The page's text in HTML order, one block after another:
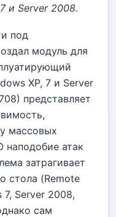
и Server 2008.
под
модуль для
XP, 7 и Server
представляет
массовых
атак
затрагивает
стола (Remote
Server 2008,
сам